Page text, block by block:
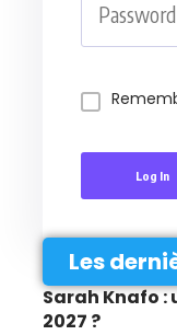
Log In
Les
Sarah Knafo :
2027 ?